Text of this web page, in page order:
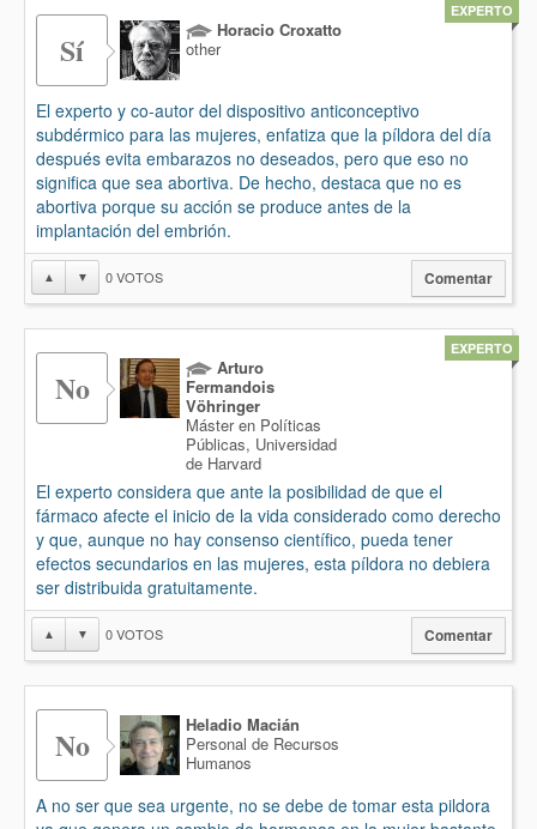
Sí
Horacio Croxatto
other
El experto y co-autor del dispositivo anticonceptivo
subdérmico para las mujeres, enfatiza que la píldora del día
después evita embarazos no deseados, pero que eso no
significa que sea abortiva. De hecho, destaca que no es
abortiva porque su acción se produce antes de la
implantación del embrión.
EXPERTO
▲ ▼ 0VOTOS Comentar
No
Arturo
Fermandois
Vöhringer
Máster en Políticas
Públicas, Universidad
de Harvard
El experto considera que ante la posibilidad de que el
fármaco afecte el inicio de la vida considerado como derecho
y que, aunque no hay consenso científico, pueda tener
efectos secundarios en las mujeres, esta píldora no debiera
ser distribuida gratuitamente.
EXPERTO
▲ ▼ 0VOTOS Comentar
No
Heladio Macián
Personal de Recursos
Humanos
A no ser que sea urgente, no se debe de tomar esta pildora